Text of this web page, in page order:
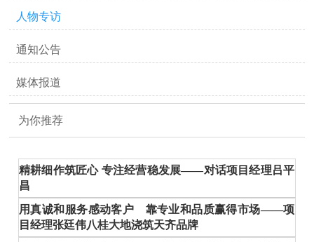
人物专访
通知公告
媒体报道
为你推荐
精耕细作筑匠心 专注经营稳发展——对话项目经理吕平
昌
用真诚和服务感动客户 靠专业和品质赢得市场——项
目经理张廷伟八桂大地浇筑天齐品牌